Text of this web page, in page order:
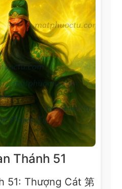
Thánh 51
51: Thượng Cát 第